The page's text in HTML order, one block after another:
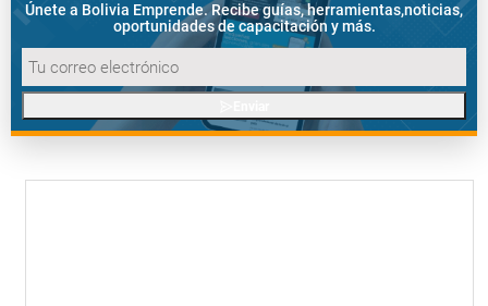
Únete a Bolivia Emprende. Recibe guías, herramientas,noticias,
oportunidades de capacitación y más.